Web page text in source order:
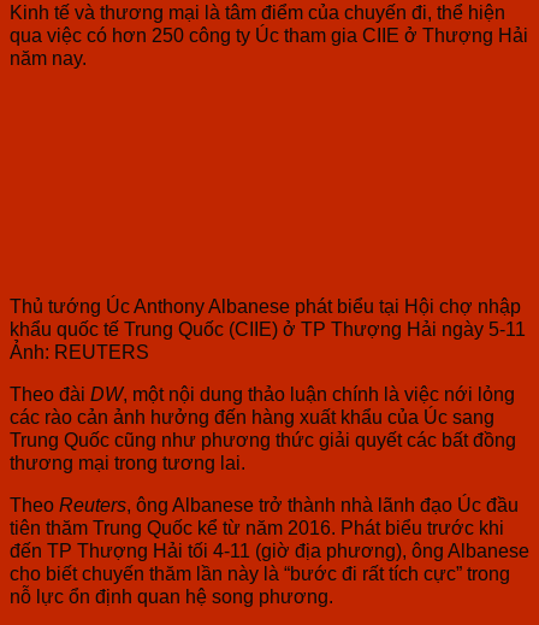
Kinh tế và thương mại là tâm điểm của chuyến đi, thể hiện
qua việc có hơn 250 công ty Úc tham gia CIIE ở Thượng Hải
năm nay.
Thủ tướng Úc Anthony Albanese phát biểu tại Hội chợ nhập
khẩu quốc tế Trung Quốc (CIIE) ở TP Thượng Hải ngày 5-11
Ảnh: REUTERS
Theo đài DW, một nội dung thảo luận chính là việc nới lỏng
các rào cản ảnh hưởng đến hàng xuất khẩu của Úc sang
Trung Quốc cũng như phương thức giải quyết các bất đồng
thương mại trong tương lai.
Theo Reuters, ông Albanese trở thành nhà lãnh đạo Úc đầu
tiên thăm Trung Quốc kể từ năm 2016. Phát biểu trước khi
đến TP Thượng Hải tối 4-11 (giờ địa phương), ông Albanese
cho biết chuyến thăm lần này là “bước đi rất tích cực” trong
nỗ lực ổn định quan hệ song phương.